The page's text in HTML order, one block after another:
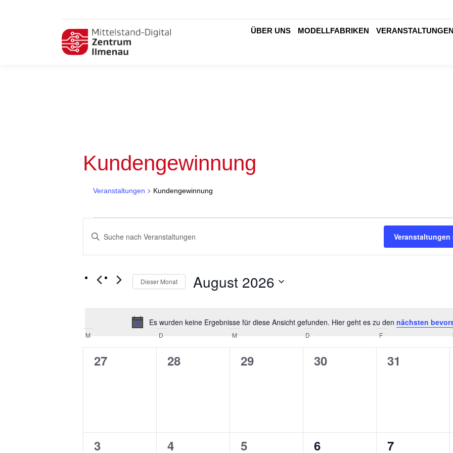
ÜBER UNS MODELLFABRIKEN VERANSTALTUNGEN
Kundengewinnung
Veranstaltungen Kundengewinnung
Hinweis
Es wurden keine Ergebnisse für diese Ansicht gefunden. Hier geht es zu den nächsten
Suche
und
Ansichten,
Navigation
Bitte
Schlüsselwort
Veranstaltungen
Schlüsselwort.
Veranstaltungen
Dieser Monat August 2026
Kalender
von
Veranstaltungen
M D M D FFREITAG
0
27
0
28
0
29
0
30
0
31
0
3
0
4
0
5
0
6
0
7